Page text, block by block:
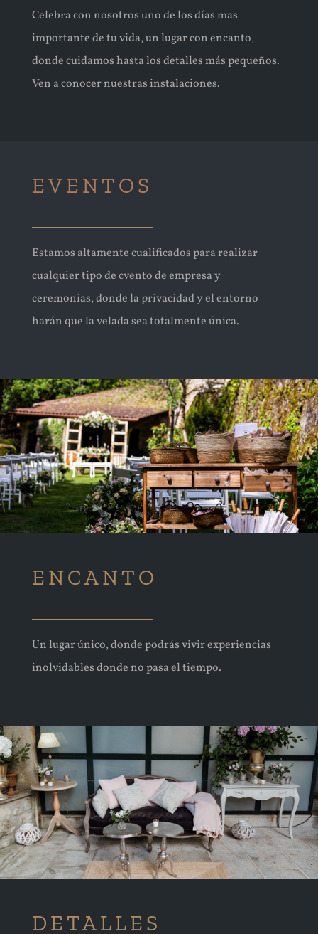
Celebra con nosotros uno de los días mas
importante de tu vida, un lugar con encanto,
donde cuidamos hasta los detalles más pequeños.
Ven a conocer nuestras instalaciones.
EVENTOS
Estamos altamente cualificados para realizar
cualquier tipo de cvento de empresa y
ceremonias, donde la privacidad y el entorno
harán que la velada sea totalmente única.
ENCANTO
Un lugar único, donde podrás vivir experiencias
inolvidables donde no pasa el tiempo.
DETALLES